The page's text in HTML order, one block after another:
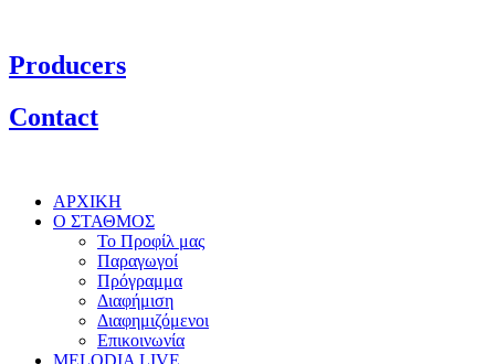
Producers
Contact
ΑΡΧΙΚΗ
Ο ΣΤΑΘΜΟΣ
Το Προφίλ μας
Παραγωγοί
Πρόγραμμα
Διαφήμιση
Διαφημιζόμενοι
Επικοινωνία
MELODIA LIVE